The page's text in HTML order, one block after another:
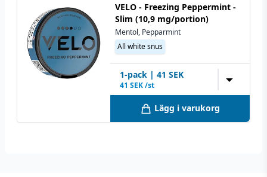
VELO - Freezing Peppermint -
Slim (10,9 mg/portion)
Mentol, Pepparmint
All white snus
1-pack | 41 SEK
41 SEK /st
▼
Lägg i varukorg